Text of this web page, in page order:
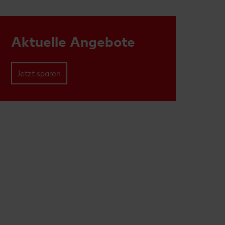
Aktuelle Angebote
Jetzt sparen